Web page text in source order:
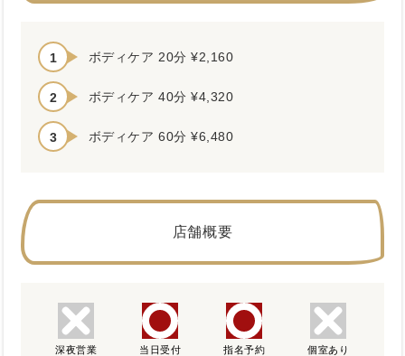
ボディケア 20分 ¥2,160
ボディケア 40分 ¥4,320
ボディケア 60分 ¥6,480
店舗概要
深夜営業 当日受付 指名予約 個室あり